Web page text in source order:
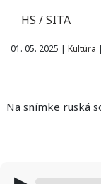
HS / SITA
01. 05. 2025 | Kultúra |
Na snímke ruská